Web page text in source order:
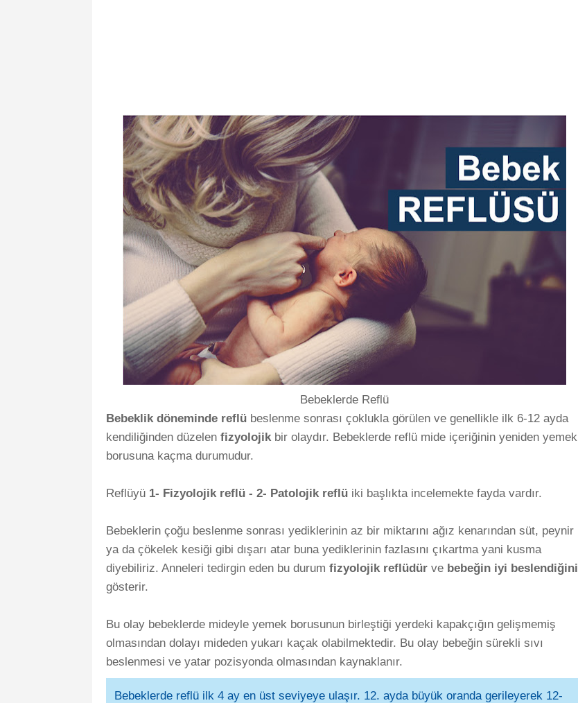
Bebeklerde Reflü
Bebeklik döneminde reflü beslenme sonrası çoklukla görülen ve genellikle ilk 6-12 ayda
kendiliğinden düzelen fizyolojik bir olaydır. Bebeklerde reflü mide içeriğinin yeniden yemek
borusuna kaçma durumudur.
Reflüyü 1- Fizyolojik reflü - 2- Patolojik reflü iki başlıkta incelemekte fayda vardır.
Bebeklerin çoğu beslenme sonrası yediklerinin az bir miktarını ağız kenarından süt, peynir
ya da çökelek kesiği gibi dışarı atar buna yediklerinin fazlasını çıkartma yani kusma
diyebiliriz. Anneleri tedirgin eden bu durum fizyolojik reflüdür ve bebeğin iyi beslendiğini
gösterir.
Bu olay bebeklerde mideyle yemek borusunun birleştiği yerdeki kapakçığın gelişmemiş
olmasından dolayı mideden yukarı kaçak olabilmektedir. Bu olay bebeğin sürekli sıvı
beslenmesi ve yatar pozisyonda olmasından kaynaklanır.
Bebeklerde reflü ilk 4 ay en üst seviyeye ulaşır. 12. ayda büyük oranda gerileyerek 12-